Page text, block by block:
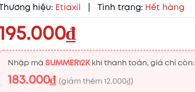
hiệu: Etiaxil Tình trạng: Hết hàng
Nhập mã SUMMER12Kkhi thanh toán, giá chỉ còn:
183.000₫ (giảm thêm12.000₫)